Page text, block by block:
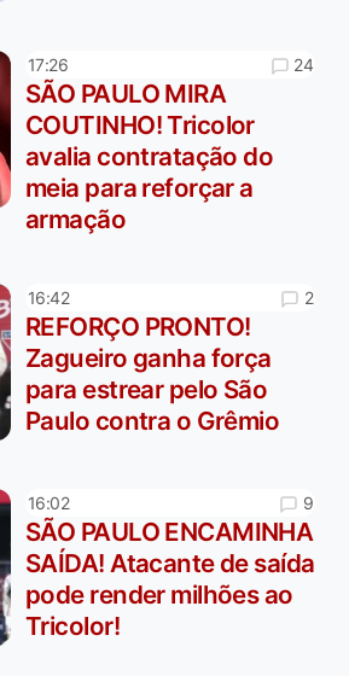
17:26 24
SÃO PAULO MIRA
COUTINHO! Tricolor
avalia contratação do
meia para reforçar a
armação
16:42 2
REFORÇO PRONTO!
Zagueiro ganha força
para estrear pelo São
Paulo contra o Grêmio
16:02 9
SÃO PAULO ENCAMINHA
SAÍDA! Atacante de saída
pode render milhões ao
Tricolor!